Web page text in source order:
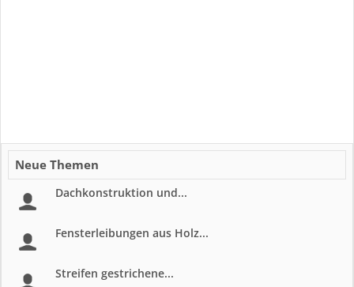
Neue Themen
Dachkonstruktion und...
Fensterleibungen aus Holz...
Streifen gestrichene...